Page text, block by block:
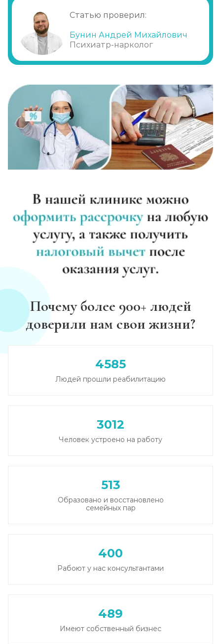
Статью проверил:
Бунин Андрей Михайлович
Психиатр-нарколог
Почему более 900+ людей
доверили нам свои жизни?
4585
Людей прошли реабилитацию
3012
Человек устроено на работу
513
Образовано и восстановлено
семейных пар
400
Рабоют у нас консультантами
489
Имеют собственный бизнес